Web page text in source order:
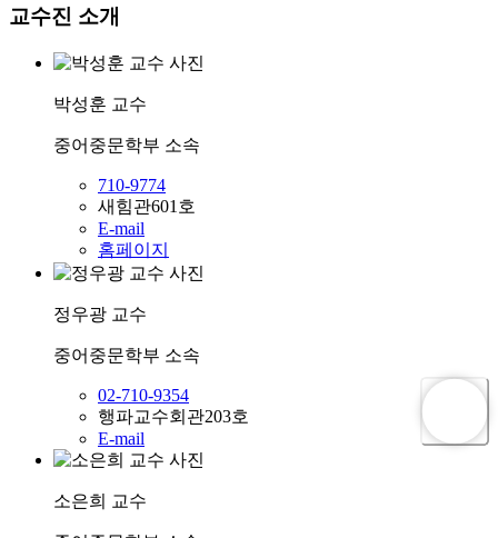
교수진 소개
박성훈 교수
중어중문학부 소속
710-9774
새힘관601호
E-mail
홈페이지
정우광 교수
중어중문학부 소속
02-710-9354
행파교수회관203호
E-mail
소은희 교수